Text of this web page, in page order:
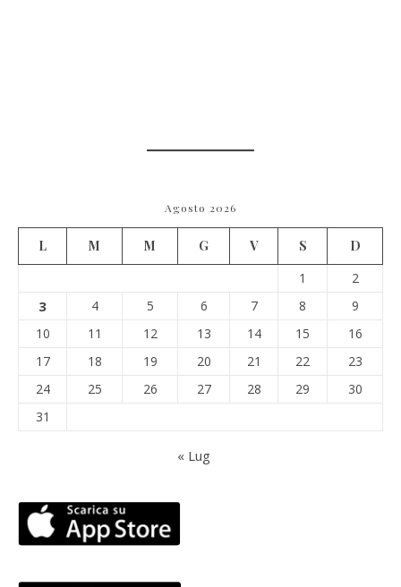
Agosto 2026
L M M G V S
D
1
2
3 4 5 6 7 8
9
10
11 12 13 14 15
16
17
18 19 20 21 22
23
24
25 26 27 28 29
30
31
« Lug